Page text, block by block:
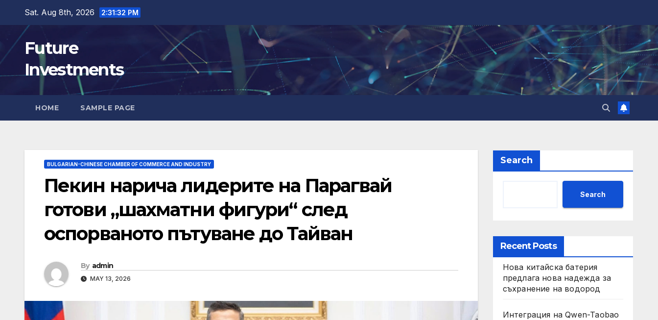
content
Sat. Aug 8th, 2026 2:31:33 PM
Future
Investments
HOME SAMPLE PAGE
BULGARIAN-CHINESE CHAMBER OF COMMERCE AND INDUSTRY
Пекин нарича лидерите на Парагвай
готови „шахматни фигури“ след
оспорваното пътуване до Тайван
By admin
MAY 13, 2026
Search
Search
Recent Posts
Нова китайска батерия
предлага нова надежда за
съхранение на водород
Интеграция на Qwen-Taobao